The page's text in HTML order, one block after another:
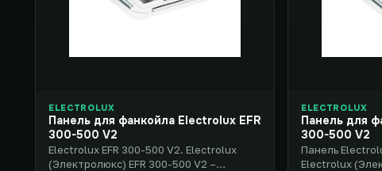
ELECTROLUX
Панель для фанкойла Electrolux EFR
300-500 V2
Electrolux EFR 300-500 V2. Electrolux
(Электролюкс) EFR 300-500 V2 –
ELECTROLUX
Панель для
300-500 V2
Панель
Electrolux